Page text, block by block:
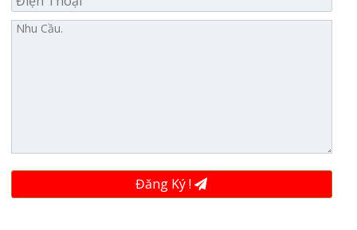
Đăng Ký !